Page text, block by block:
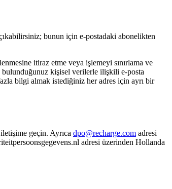
bunun için e-postadaki abonelikten
itiraz etme veya işlemeyi sınırlama ve
kişisel verilerle ilişkili e-posta
bilgi almak istediğiniz her adres için ayrı bir
geçin. Ayrıca dpo@recharge.com adresi
adresi üzerinden Hollanda